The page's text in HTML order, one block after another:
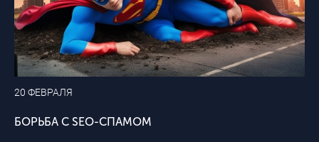
20 ФЕВРАЛЯ
БОРЬБА С SEO-СПАМОМ